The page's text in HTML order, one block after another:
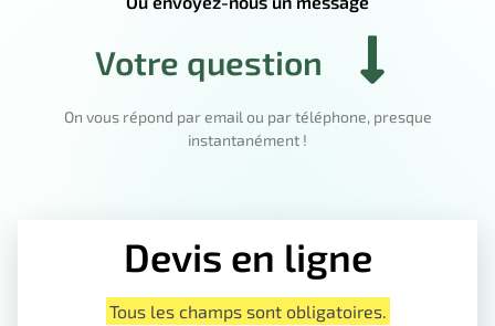
Votre question
On vous répond par email ou par téléphone, presque
instantanément !
Devis en ligne
Tous les champs sont obligatoires.